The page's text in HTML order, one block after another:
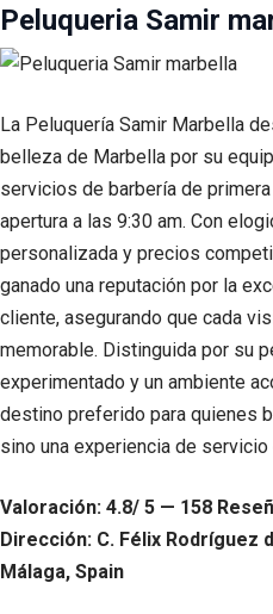
Peluqueria Samir
La Peluquería Samir Marbella
belleza de Marbella por su
servicios de barbería de
apertura a las 9:30 am. Con
personalizada y precios
ganado una reputación por la
cliente, asegurando que cada
memorable. Distinguida por su
experimentado y un ambiente
destino preferido para quienes
sino una experiencia de
Valoración: 4.8/ 5 — 158
Dirección: C. Félix Rodríguez
Málaga, Spain